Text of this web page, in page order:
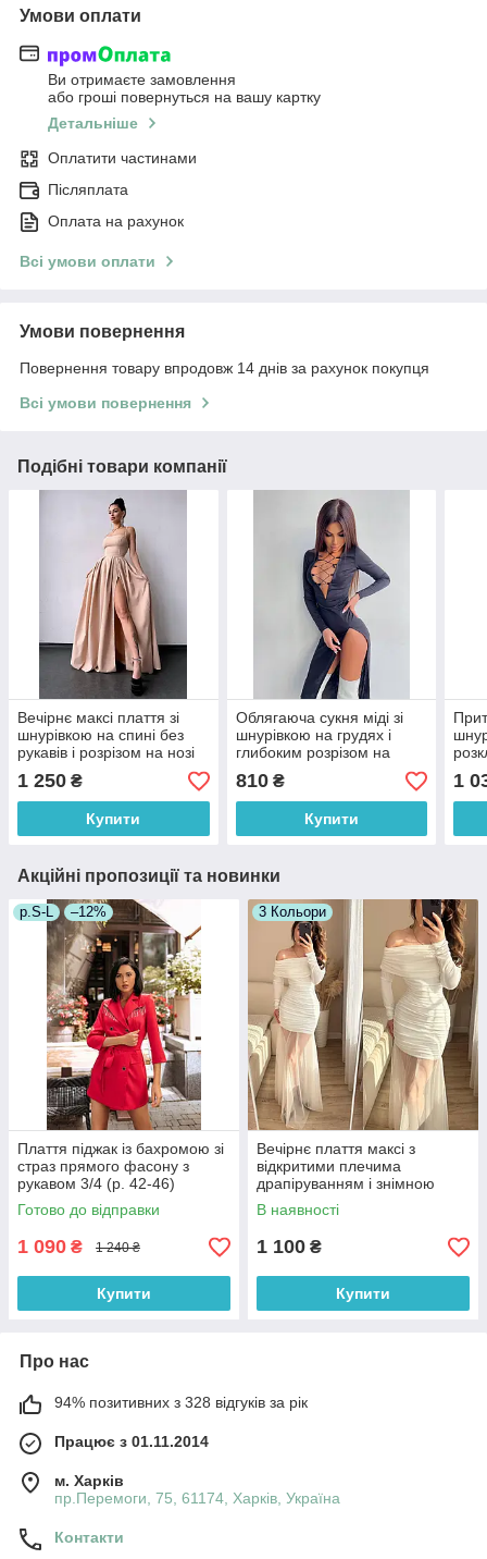
Умови оплати
Ви отримаєте замовлення
або гроші повернуться на вашу картку
Детальніше
Оплатити частинами
Післяплата
Оплата на рахунок
Всі умови оплати
Умови повернення
Повернення товару впродовж 14 днів за рахунок покупця
Всі умови повернення
Подібні товари компанії
Вечірнє максі плаття зі
шнурівкою на спині без
рукавів і розрізом на нозі
(р. S, M) 66035159Е
1 250 ₴
Купити
Облягаюча сукня міді зі
шнурівкою на грудях і
глибоким розрізом на
спідниці (р. S, M)
66035089Е
810₴
Купити
з
1
Акційні пропозиції та новинки
р.S-L –12%
Плаття піджак із бахромою зі
страз прямого фасону з
рукавом 3/4 (р. 42-46)
66032050Qr
Готово до відправки
1 090 ₴ 1 240 ₴
Купити
3 Кольори
Вечірнє плаття максі з
відкритими плечима
драпіруванням і знімною
фатиновою спідницею (р. 42-
46) 33036307
В наявності
1 100 ₴
Купити
Про нас
94% позитивних з 328 відгуків за рік
Працює з 01.11.2014
м. Харків
пр.Перемоги, 75, 61174, Харків, Україна
Контакти